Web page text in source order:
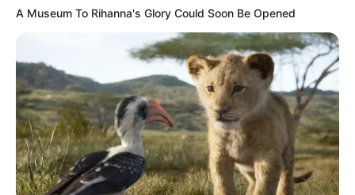
A Museum To Rihanna's Glory Could Soon Be Opened